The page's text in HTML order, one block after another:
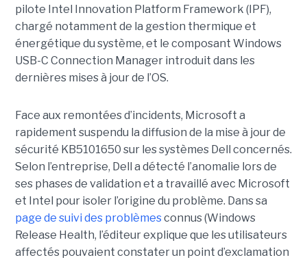
pilote Intel Innovation Platform Framework (IPF),
chargé notamment de la gestion thermique et
énergétique du système, et le composant Windows
USB-C Connection Manager introduit dans les
dernières mises à jour de l’OS.
Face aux remontées d’incidents, Microsoft a
rapidement suspendu la diffusion de la mise à jour de
sécurité KB5101650 sur les systèmes Dell concernés.
Selon l’entreprise, Dell a détecté l’anomalie lors de
ses phases de validation et a travaillé avec Microsoft
et Intel pour isoler l’origine du problème. Dans sa
page de suivi des problèmesconnus (Windows
Release Health, l’éditeur explique que les utilisateurs
affectés pouvaient constater un point d’exclamation